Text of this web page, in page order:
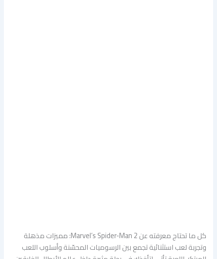
كل ما تحتاج معرفته عن Marvel’s Spider-Man 2: مميزات مذهلة
وتجربة لعب استثنائية تجمع بين الرسوميات المحسّنة وأسلوب اللعب